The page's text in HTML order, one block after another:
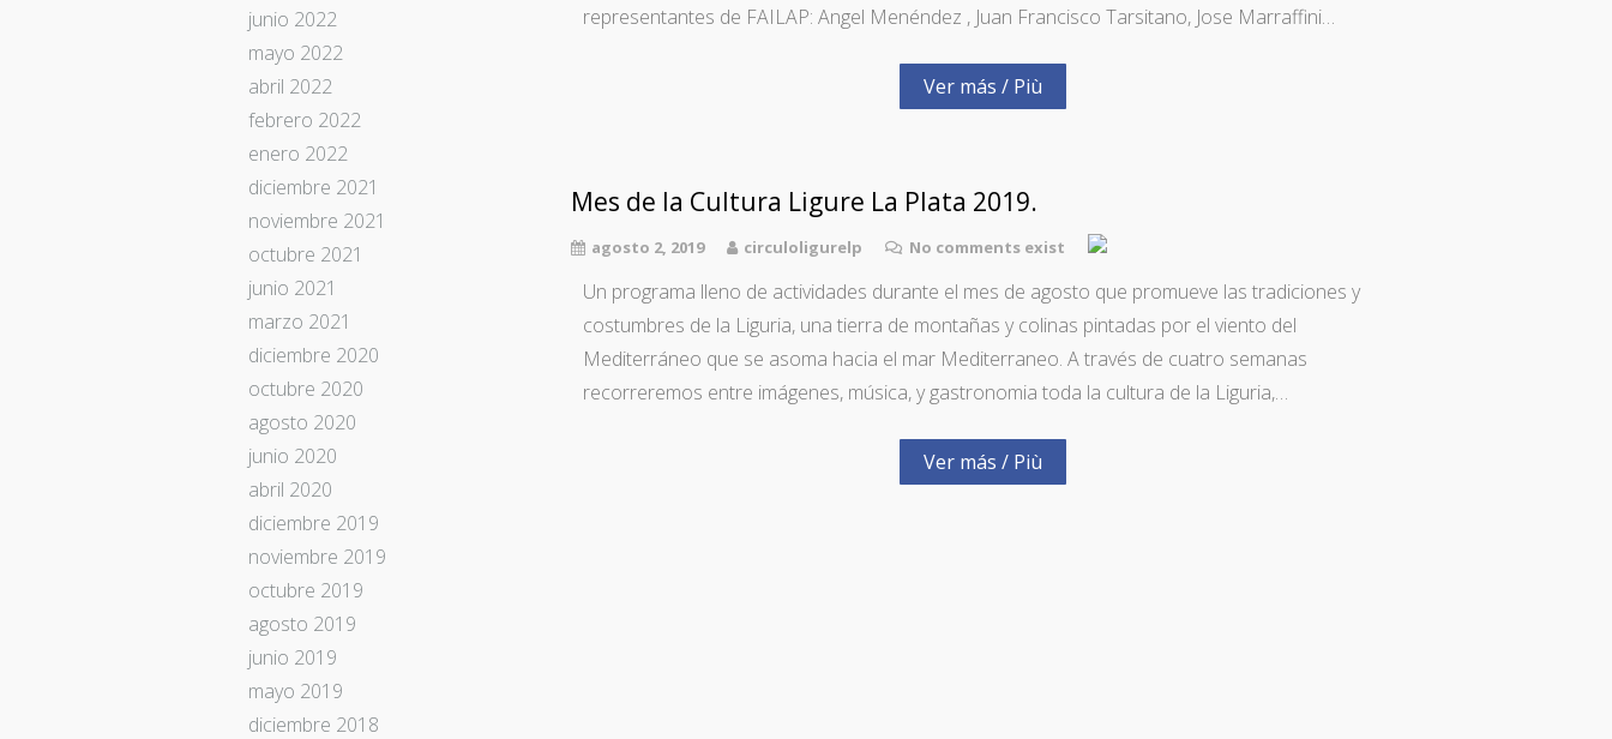
junio 2022
mayo 2022
abril 2022
febrero 2022
enero 2022
diciembre 2021
noviembre 2021
octubre 2021
junio 2021
marzo 2021
diciembre 2020
octubre 2020
agosto 2020
junio 2020
abril 2020
diciembre 2019
noviembre 2019
octubre 2019
agosto 2019
junio 2019
mayo 2019
diciembre 2018
representantes de FAILAP: Angel Menéndez , Juan Francisco Tarsitano, Jose Marraffini…
Ver más / Più
Mes de la Cultura Ligure La Plata 2019.
agosto 2, 2019 circuloligurelp No comments exist
Un programa lleno de actividades durante el mes de agosto que promueve las tradiciones y
costumbres de la Liguria, una tierra de montañas y colinas pintadas por el viento del
Mediterráneo que se asoma hacia el mar Mediterraneo. A través de cuatro semanas
recorreremos entre imágenes, música, y gastronomia toda la cultura de la Liguria,…
Ver más / Più